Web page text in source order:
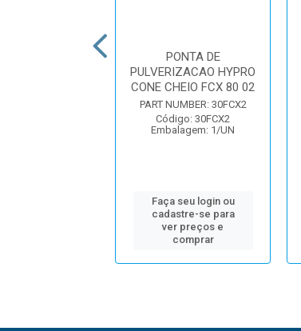
PONTA DE
PULVERIZACAO HYPRO
CONE CHEIO FCX 80 02
PART NUMBER: 30FCX2
Código: 30FCX2
Embalagem: 1/UN
Faça seu login ou
cadastre-se para
ver preços e
comprar